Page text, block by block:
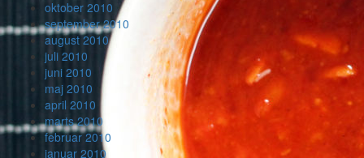
oktober 2010
september 2010
august 2010
juli 2010
juni 2010
maj 2010
april 2010
marts 2010
februar 2010
januar 2010